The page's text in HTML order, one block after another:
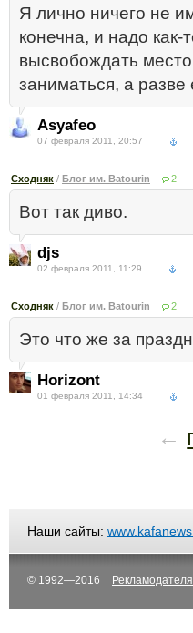
Я лично ничего не
конечна, и надо
высвобождать
заниматься, а
Asyafeo
07 февраля 2011, 20:57
Сходняк / Блог им. Batourin 2
Вот так диво.
djs
02 февраля 2011, 11:29
Сходняк / Блог им. Batourin 2
Это что же за
Horizont
01 февраля 2011, 14:34
←
Наши сайты:
© 1992—2016